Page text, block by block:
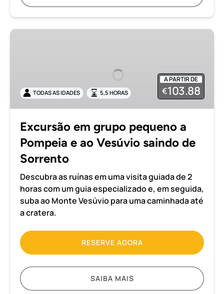
Excursão
Pompeia
e
Vesúvio
saindo
Sorrento
A PARTIR DE
€103.88
TODAS AS IDADES 5,5 HORAS
Excursão em grupo pequeno a
Pompeia e ao Vesúvio saindo de
Sorrento
Descubra as ruínas em uma visita guiada de 2
horas com um guia especializado e, em seguida,
suba ao Monte Vesúvio para uma caminhada até
a cratera.
RESERVE AGORA
SAIBA MAIS